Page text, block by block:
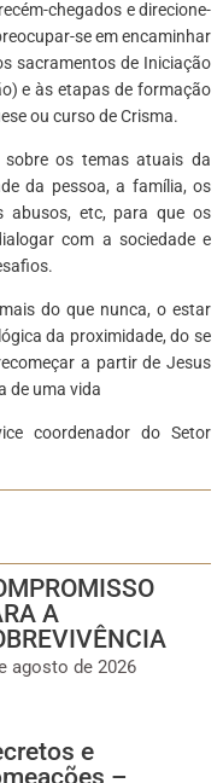
chegados e direcione-
se em encaminhar
sacramentos de Iniciação
e às etapas de formação
ou curso de Crisma.
sobre os temas atuais da
da pessoa, a família, os
abusos, etc, para que os
com a sociedade e
do que nunca, o estar
da proximidade, do se
a partir de Jesus
de uma vida
coordenador do Setor
A
agosto de 2026
e
–